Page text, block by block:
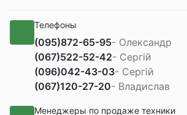
Телефоны
(095)872-65-95- Олександр
(067)522-52-42- Сергій
(096)042-43-03- Сергій
(067)120-27-20- Владислав
Менеджеры по продаже техники